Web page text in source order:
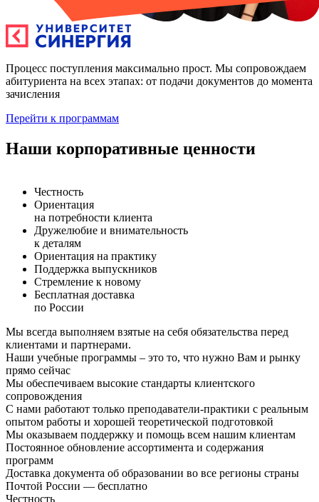
Процесс поступления максимально прост. Мы сопровождаем
абитуриента на всех этапах: от подачи документов до момента
зачисления
Перейти к программам
Наши корпоративные ценности
Честность
Ориентация
на потребности клиента
Дружелюбие и внимательность
к деталям
Ориентация на практику
Поддержка выпускников
Cтремление к новому
Бесплатная доставка
по России
Мы всегда выполняем взятые на себя обязательства перед
клиентами и партнерами.
Наши учебные программы – это то, что нужно Вам и рынку
прямо сейчас
Мы обеспечиваем высокие стандарты клиентского
сопровождения
С нами работают только преподаватели-практики с реальным
опытом работы и хорошей теоретической подготовкой
Мы оказываем поддержку и помощь всем нашим клиентам
Постоянное обновление ассортимента и содержания
программ
Доставка документа об образовании во все регионы страны
Почтой России — бесплатно
Честность